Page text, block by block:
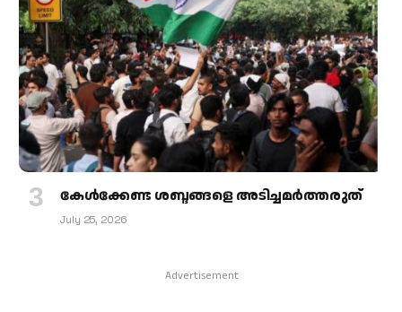
കേള്‍ക്കേണ്ട ശബ്ദങ്ങളെ അടിച്ചമര്‍ത്തരുത്
July 25, 2026
Advertisement